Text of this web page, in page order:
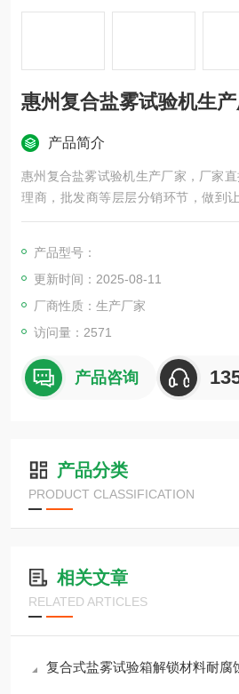
惠州复合盐雾试验机生
产品简介
惠州复合盐雾试验机生产厂家，厂家
理商，批发商等层层分销环节，做到
司，售前售后0负担，一年保修，终生
产品型号：
更新时间：2025-08-11
厂商性质：生产厂家
访问量：2571
产品咨询
产品分类
PRODUCT CLASSIFICATION
相关文章
RELATED ARTICLES
复合式盐雾试验箱解锁材料耐腐